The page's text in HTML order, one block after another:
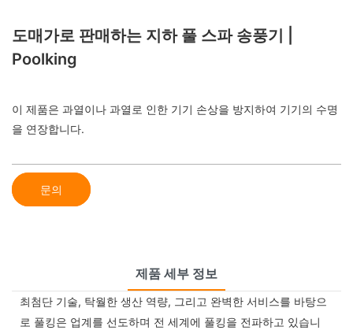
도매가로 판매하는 지하 풀 스파 송풍기 |
Poolking
이 제품은 과열이나 과열로 인한 기기 손상을 방지하여 기기의 수명
을 연장합니다.
문의
제품 세부 정보
최첨단 기술, 탁월한 생산 역량, 그리고 완벽한 서비스를 바탕으
로 풀킹은 업계를 선도하며 전 세계에 풀킹을 전파하고 있습니